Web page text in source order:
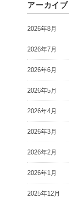
アーカイブ
2026年8月
2026年7月
2026年6月
2026年5月
2026年4月
2026年3月
2026年2月
2026年1月
2025年12月